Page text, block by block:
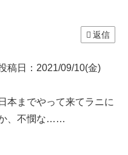
返信
稿日：2021/09/10(金)
本までやって来てラニに
、不憫な……